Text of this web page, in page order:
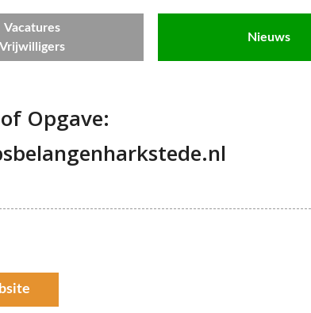
Vacatures
Vrijwilligers
Nieuws
Opgave: